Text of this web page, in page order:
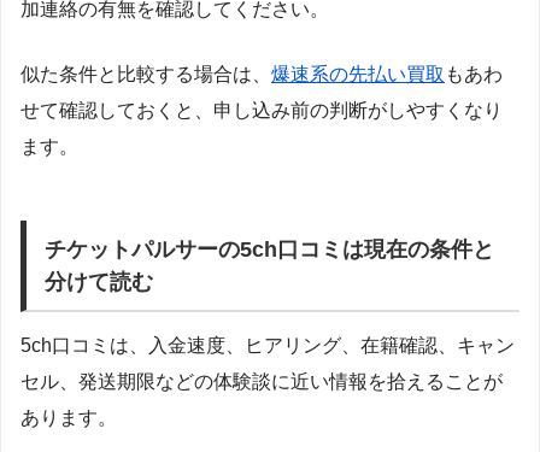
加連絡の有無を確認してください。
似た条件と比較する場合は、 爆速系の先払い買取 もあわ
せて確認しておくと、申し込み前の判断がしやすくなり
ます。
チケットパルサーの5ch口コミは現在の条件と
分けて読む
5ch口コミは、入金速度、ヒアリング、在籍確認、キャン
セル、発送期限などの体験談に近い情報を拾えることが
あります。